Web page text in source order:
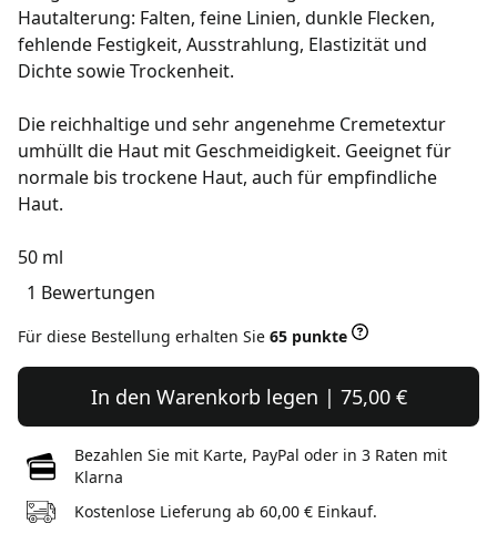
Hautalterung: Falten, feine Linien, dunkle Flecken,
fehlende Festigkeit, Ausstrahlung, Elastizität und
Dichte sowie Trockenheit.
Die reichhaltige und sehr angenehme Cremetextur
umhüllt die Haut mit Geschmeidigkeit. Geeignet für
normale bis trockene Haut, auch für empfindliche
Haut.
50 ml
1 Bewertungen
Für diese Bestellung erhalten Sie 65 punkte
In den Warenkorb legen | 75,00 €
Bezahlen Sie mit Karte, PayPal oder in 3 Raten mit
Klarna
Kostenlose Lieferung ab 60,00 € Einkauf.